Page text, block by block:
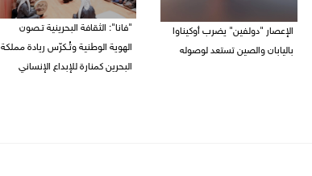
الإعصار "دولفين" يضرب أوكيناوا
باليابان والصين تستعد لوصوله
"فانا": الثقافة البحرينية تـصون
الهوية الوطنية وتُـكرّس ريادة مملكة
البحرين كمنارة للإبداع الإنساني